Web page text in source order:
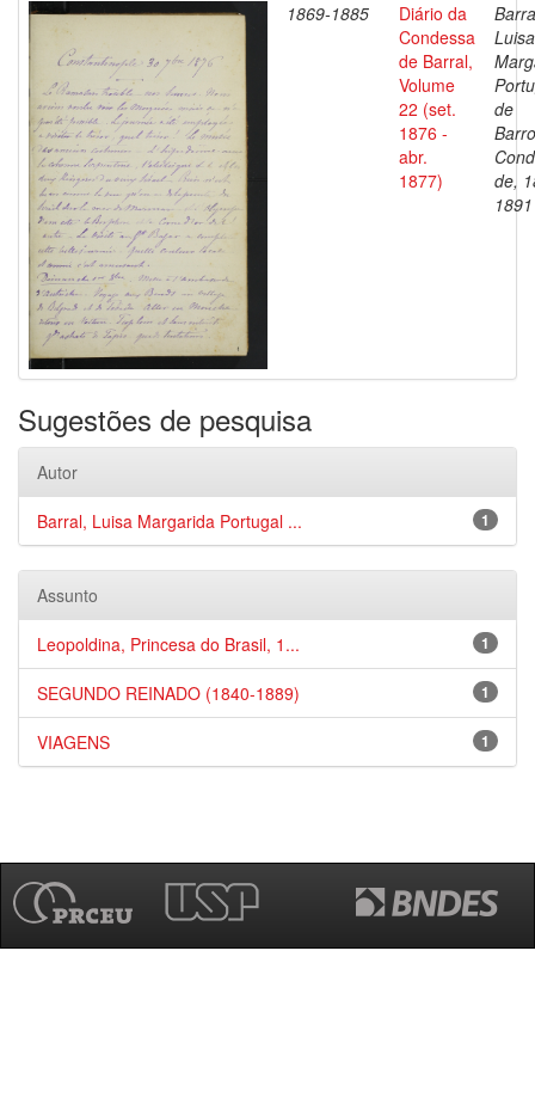
1869-1885
Diário da
Condessa
de Barral,
Volume
22 (set.
1876 -
abr.
1877)
Luisa
de
de,
1891
Sugestões de pesquisa
Autor
1
Barral, Luisa Margarida Portugal ...
Assunto
1
Leopoldina, Princesa do Brasil, 1...
1
SEGUNDO REINADO (1840-1889)
1
VIAGENS